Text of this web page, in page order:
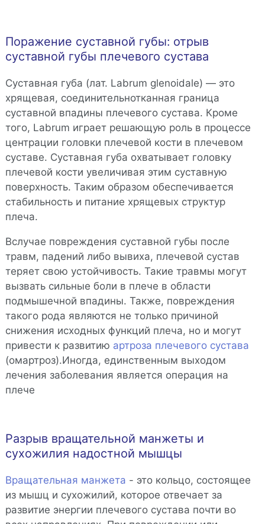
Поражение суставной губы: отрыв
суставной губы плечевого сустава
Суставная губа (лат. Labrum glenoidale) — это
хрящевая, соединительнотканная граница
суставной впадины плечевого сустава. Кроме
того, Labrum играет решающую роль в процессе
центрации головки плечевой кости в плечевом
суставе. Суставная губа охватывает головку
плечевой кости увеличивая этим суставную
поверхность. Таким образом обеспечивается
стабильность и питание хрящевых структур
плеча.
Вслучае повреждения суставной губы после
травм, падений либо вывиха, плечевой сустав
теряет свою устойчивость. Такие травмы могут
вызвать сильные боли в плече в области
подмышечной впадины. Также, повреждения
такого рода являются не только причиной
снижения исходных функций плеча, но и могут
привести к развитию артроза плечевого сустава
(омартроз).Иногда, единственным выходом
лечения заболевания является операция на
плече
Разрыв вращательной манжеты и
сухожилия надостной мышцы
Вращательная манжета - это кольцо, состоящее
из мышц и сухожилий, которое отвечает за
развитие энергии плечевого сустава почти во